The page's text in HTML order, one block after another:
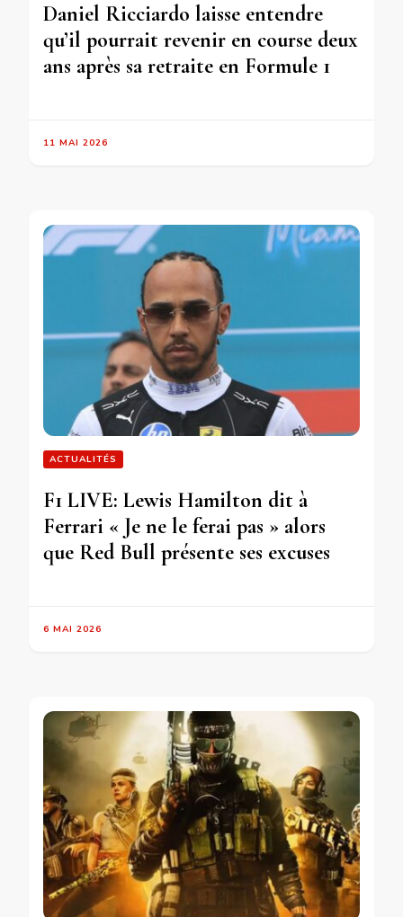
Daniel Ricciardo laisse entendre
qu’il pourrait revenir en course deux
ans après sa retraite en Formule 1
11 MAI 2026
ACTUALITÉS
F1 LIVE: Lewis Hamilton dit à
Ferrari « Je ne le ferai pas » alors
que Red Bull présente ses excuses
6 MAI 2026